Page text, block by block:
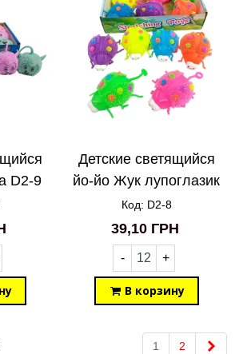
D2-9
Детские светящийся
йо-йо Жук лупоглазик
D2-8
Код: D2-8
39,10 ГРН
- +
В корзину
1 2